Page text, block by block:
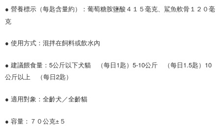
【「AFTEE先享後付」結帳流程】
１．於結帳方式選擇「AFTEE先享後付」後，將跳轉至「AFTEE先享後付」
３．收到繳費通知簡訊後14天內，點擊此簡訊中的連結，可透過四大超商／
購買商品的店家。未經商家同意取消之訂單仍視為有效，需透過AFTEE先享
後付繳納相關費用。
客戶支援中心」https://netprotections.freshdesk.com/support/home
【注意事項】
每筆NT$110，滿NT$1,500(含以上)免運費
外島配送（黑貓宅急便－澎湖、金門、馬祖、綠島）
每筆NT$250
● 營養標示（每匙含量約）：葡萄糖胺鹽酸４１５毫克、鯊魚軟骨１２０毫
克
● 使用方式：混拌在飼料或飲水內
● 建議餵食量：5公斤以下犬貓　（每日1匙）5-10公斤　（每日1.5匙）10
公斤以上　（每日2匙）
● 適用對象：全齡犬／全齡貓
● 容量：７０公克±５